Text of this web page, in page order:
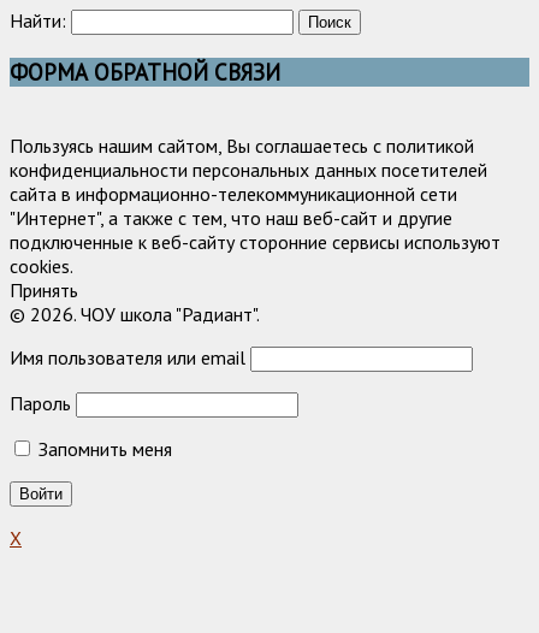
Найти:
ФОРМА ОБРАТНОЙ СВЯЗИ
Пользуясь нашим сайтом, Вы соглашаетесь с политикой
конфиденциальности персональных данных посетителей
сайта в информационно-телекоммуникационной сети
"Интернет", а также с тем, что наш веб-сайт и другие
подключенные к веб-сайту сторонние сервисы используют
cookies.
Принять
© 2026. ЧОУ школа "Радиант".
Имя пользователя или email
Пароль
Запомнить меня
X